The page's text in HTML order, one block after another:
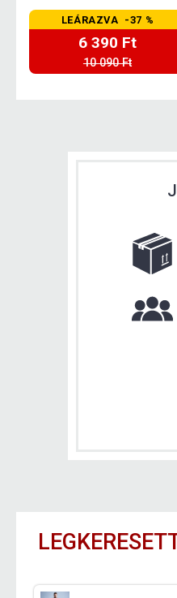
LEÁRAZVA -37 %
6 390 Ft
10 090 Ft